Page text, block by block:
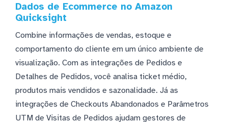
Dados de Ecommerce no Amazon
Quicksight
Combine informações de vendas, estoque e
comportamento do cliente em um único ambiente de
visualização. Com as integrações de Pedidos e
Detalhes de Pedidos, você analisa ticket médio,
produtos mais vendidos e sazonalidade. Já as
integrações de Checkouts Abandonados e Parâmetros
UTM de Visitas de Pedidos ajudam gestores de